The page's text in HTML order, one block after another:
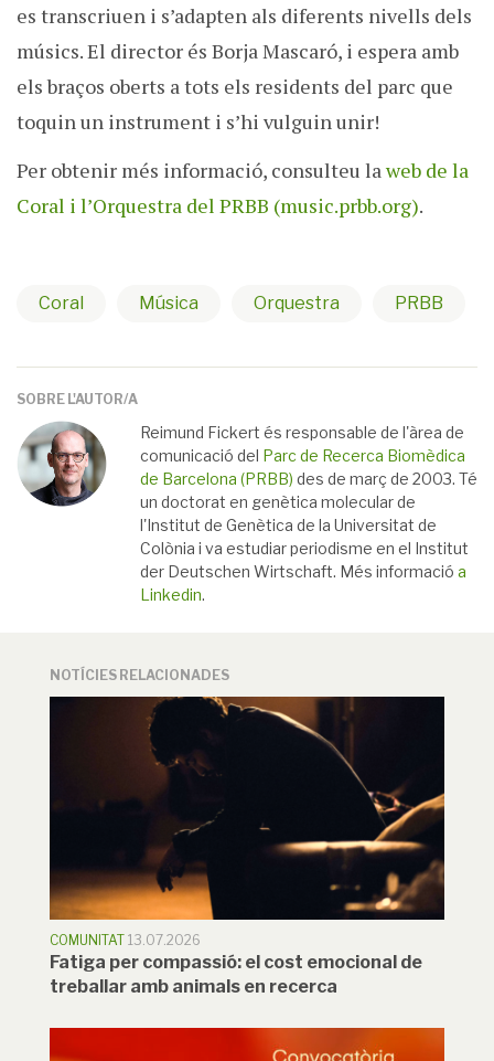
es transcriuen i s’adapten als diferents nivells dels
músics.El director és Borja Mascaró, i espera amb
els braços oberts a tots els residents del parc que
toquin un instrument i s’hi vulguin unir!
Per obtenir més informació, consulteu laweb de la
Coral i l’Orquestra del PRBB (music.prbb.org).
Coral Música Orquestra PRBB
SOBRE L'AUTOR/A
Reimund Fickert és responsable de l'àrea de
comunicació del Parc de Recerca Biomèdica
de Barcelona (PRBB) des de març de 2003. Té
un doctorat en genètica molecular de
l'Institut de Genètica de la Universitat de
Colònia i va estudiar periodisme en el Institut
der Deutschen Wirtschaft. Més informació a
Linkedin.
NOTÍCIES RELACIONADES
COMUNITAT 13.07.2026
Fatiga per compassió: el cost emocional de
treballar amb animals en recerca